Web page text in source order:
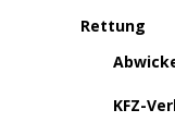
Rettung
KFZ-